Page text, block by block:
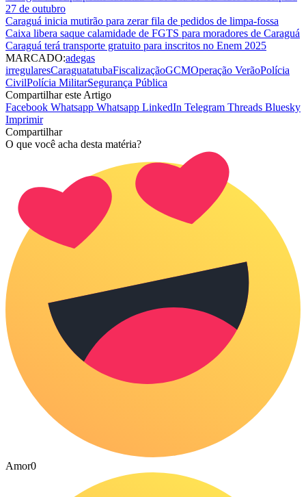
27 de outubro
Caraguá inicia mutirão para zerar fila de pedidos de limpa-fossa
Caixa libera saque calamidade de FGTS para moradores de Caraguá
Caraguá terá transporte gratuito para inscritos no Enem 2025
MARCADO:adegas
irregularesCaraguatatubaFiscalizaçãoGCMOperação VerãoPolícia
CivilPolícia MilitarSegurança Pública
Compartilhar este Artigo
Facebook Whatsapp Whatsapp LinkedIn Telegram Threads Bluesky
Imprimir
Compartilhar
O que você acha desta matéria?
Amor0